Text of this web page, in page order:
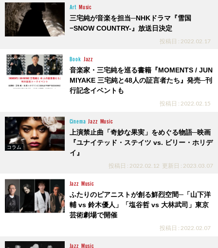
Art Music
三宅純が音楽を担当─NHKドラマ『雪国
−SNOW COUNTRY-』放送日決定
投稿日 : 2022.02.17
Book Jazz
音楽家・三宅純を巡る書籍『MOMENTS / JUN
MIYAKE 三宅純と48人の証言者たち』発売─刊
行記念イベントも
投稿日 : 2022.02.15
コラム
Cinema Jazz Music
上演禁止曲「奇妙な果実」をめぐる物語─映画
『ユナイテッド・ステイツ vs. ビリー・ホリデ
イ』
投稿日 : 2022.02.12 更新日 : 2023.03.07
Jazz Music
ふたりのピアニストが創る鮮烈空間─「山下洋
輔 vs 鈴木優人」「塩谷哲 vs 大林武司」東京
芸術劇場で開催
投稿日 : 2022.02.07
Jazz Music